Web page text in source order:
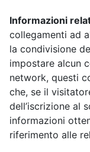
Informazioni
collegamenti ad
la condivisione
impostare alcun
network, questi
che, se il
dell’iscrizione al
informazioni
riferimento alle